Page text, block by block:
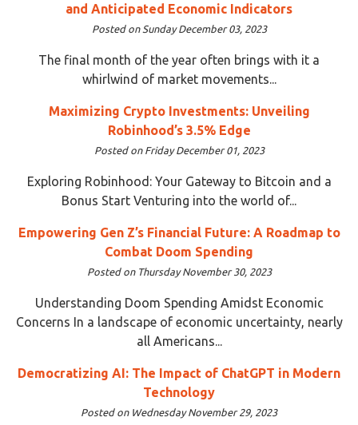
and Anticipated Economic Indicators
Posted on Sunday December 03, 2023
The final month of the year often brings with it a
whirlwind of market movements...
Maximizing Crypto Investments: Unveiling
Robinhood’s 3.5% Edge
Posted on Friday December 01, 2023
Exploring Robinhood: Your Gateway to Bitcoin and a
Bonus Start Venturing into the world of...
Empowering Gen Z’s Financial Future: A Roadmap to
Combat Doom Spending
Posted on Thursday November 30, 2023
Understanding Doom Spending Amidst Economic
Concerns In a landscape of economic uncertainty, nearly
all Americans...
Democratizing AI: The Impact of ChatGPT in Modern
Technology
Posted on Wednesday November 29, 2023